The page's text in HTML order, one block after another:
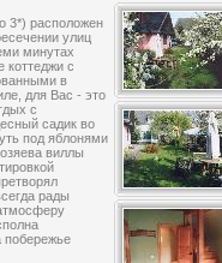
3*) расположен
улиц
минутах
коттеджи с
в
для Вас - это
с
садик во
под яблонями
виллы
рады
побережье